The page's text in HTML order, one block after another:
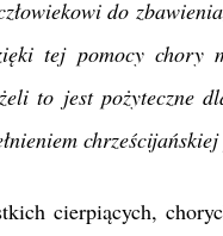
do
tej pomocy chory
to jest pożyteczne
cierpiących,